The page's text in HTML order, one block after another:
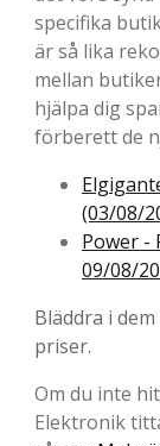
specifika
är så lika
mellan
hjälpa dig
förberett de
(03/08/
Power -
09/08/
Bläddra i
priser.
Om du inte
Elektronik